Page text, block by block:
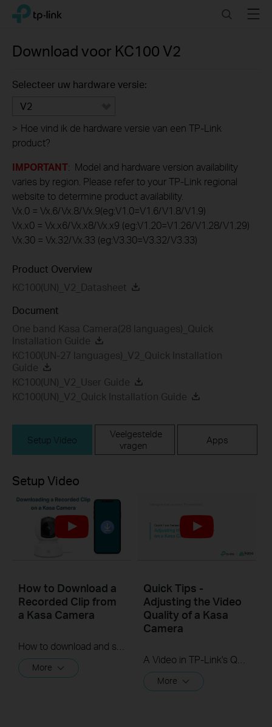
Click
navigation
TP-Link, Reliably Smart SearchMenu
Download voor KC100 V2
Selecteer uw hardware versie:
V2
> Hoe vind ik de hardware versie van een TP-Link
product?
IMPORTANT: Model and hardware version availability
varies by region. Please refer to your TP-Link regional
website to determine product availability.
Vx.0 = Vx.6/Vx.8/Vx.9(eg:V1.0=V1.6/V1.8/V1.9)
Vx.x0 = Vx.x6/Vx.x8/Vx.x9 (eg:V1.20=V1.26/V1.28/V1.29)
Vx.30 = Vx.32/Vx.33 (eg:V3.30=V3.32/V3.33)
Product Overview
KC100(UN)_V2_Datasheet
Document
One band Kasa Camera(28 languages)_Quick
Installation Guide
KC100(UN-27 languages)_V2_Quick Installation
Guide
KC100(UN)_V2_User Guide
KC100(UN)_V2_Quick Installation Guide
Setup Video
Veelgestelde
vragen
Apps
Setup Video
How to Download a
Recorded Clip from
a Kasa Camera
More
Quick Tips -
Adjusting the Video
Quality of a Kasa
Camera
More